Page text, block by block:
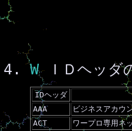
WＩＤヘッダ
IDヘッダ
AAA
ビジネスアカウ
ACT
ワープロ専用ネ